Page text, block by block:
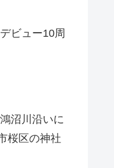
ビュー10周
沼川沿いに
桜区の神社